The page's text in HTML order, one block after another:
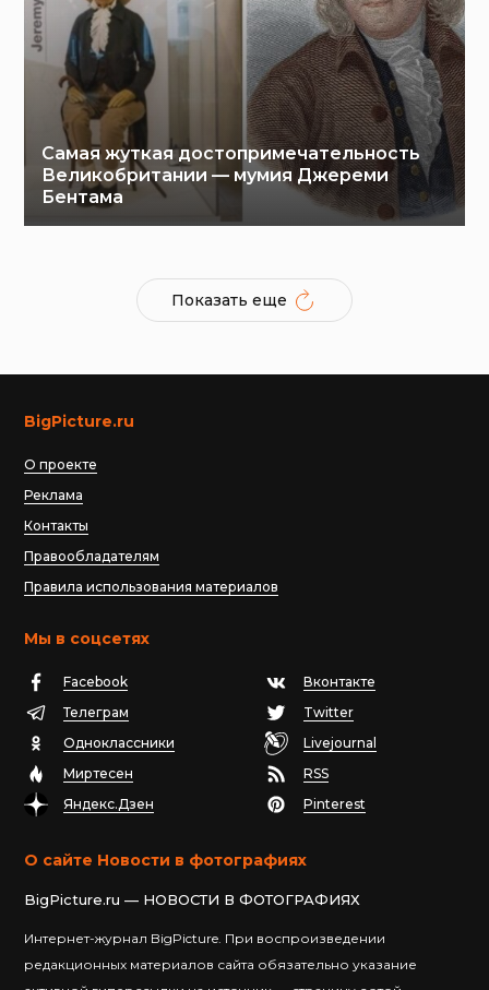
Самая жуткая достопримечательность
Великобритании — мумия Джереми
Бентама
Показать еще
BigPicture.ru
О проекте
Реклама
Контакты
Правообладателям
Правила использования материалов
Мы в соцсетях
Facebook
Вконтакте
Телеграм
Twitter
Одноклассники
Livejournal
Миртесен
RSS
Яндекс.Дзен
Pinterest
О сайте Новости в фотографиях
BigPicture.ru — НОВОСТИ В ФОТОГРАФИЯХ
Интернет-журнал BigPicture. При воспроизведении
редакционных материалов сайта обязательно указание